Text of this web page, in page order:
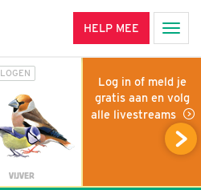
HELP MEE
VIJVER
Log in of meld je
gratis aan en volg
alle livestreams